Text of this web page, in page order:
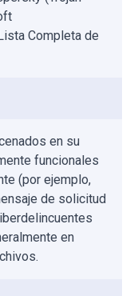
Completa de
en su
funcionales
(por ejemplo,
de solicitud
en